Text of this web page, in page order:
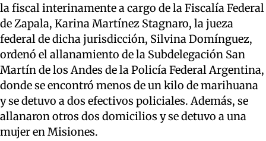
la fiscal interinamente a cargo de la Fiscalía Federal
de Zapala, Karina Martínez Stagnaro, la jueza
federal de dicha jurisdicción, Silvina Domínguez,
ordenó el allanamiento de la Subdelegación San
Martín de los Andes de la Policía Federal Argentina,
donde se encontró menos de un kilo de marihuana
y se detuvo a dos efectivos policiales. Además, se
allanaron otros dos domicilios y se detuvo a una
mujer en Misiones.